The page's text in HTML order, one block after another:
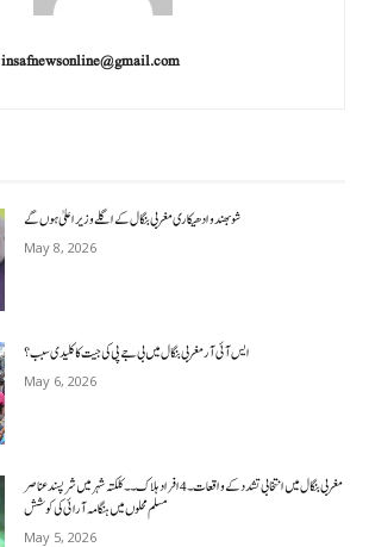
insafnewsonline@gmail.com
شوبھندو ادھیکاری مغربی بنگال کے اگلے وزیر اعلیٰ ہوں گے
May 8, 2026
ایس آئی آر مغربی بنگال میں بی جے پی کی جیت کا کلیدی سبب؟
May 6, 2026
مغربی بنگال میں انتخابی تشدد کے واقعات۔4افراد ہلاک۔۔کلکتہ شہر میں شرپسندعناصر
مسلم محلوں میں ہنگامہ آرائی کی کوشش
May 5, 2026